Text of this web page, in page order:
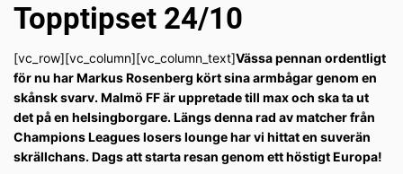
Topptipset 24/10
[vc_row][vc_column][vc_column_text]Vässa pennan ordentligt
för nu har Markus Rosenberg kört sina armbågar genom en
skånsk svarv. Malmö FF är uppretade till max och ska ta ut
det på en helsingborgare. Längs denna rad av matcher från
Champions Leagues losers lounge har vi hittat en suverän
skrällchans. Dags att starta resan genom ett höstigt Europa!